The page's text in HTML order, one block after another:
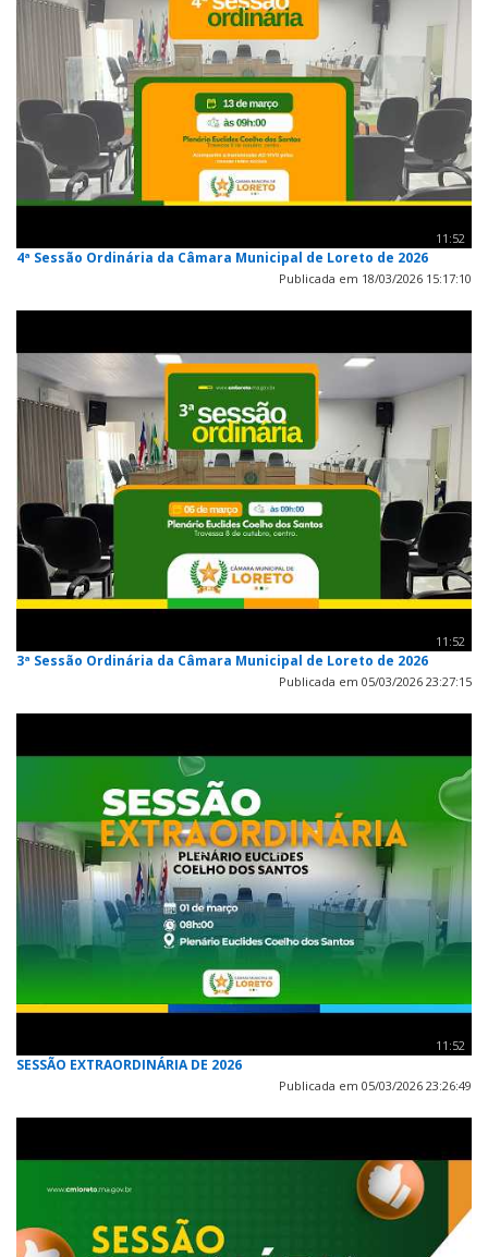
11:52
4ª Sessão Ordinária da Câmara Municipal de Loreto de 2026
Publicada em 18/03/2026 15:17:10
11:52
3ª Sessão Ordinária da Câmara Municipal de Loreto de 2026
Publicada em 05/03/2026 23:27:15
11:52
SESSÃO EXTRAORDINÁRIA DE 2026
Publicada em 05/03/2026 23:26:49